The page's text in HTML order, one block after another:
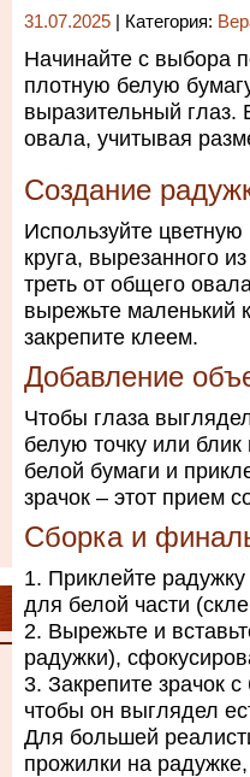
31.07.2025 | Категория:
Начинайте с выбора
плотную белую
выразительный
овала, учитывая
Создание
Используйте цветную
круга, вырезанного
треть от общего
вырежьте маленький
закрепите клеем.
Добавление
Чтобы глаза
белую точку или
белой бумаги и
зрачок – этот прием
Сборка и
Приклейте радужку
для белой части
Вырежьте и
радужки),
Закрепите зрачок
чтобы он выглядел
Для большей
прожилки на